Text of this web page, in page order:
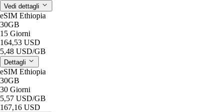
Vedi dettagli
eSIM Ethiopia
30GB
15 Giorni
164,53 USD
5,48 USD/GB
Dettagli
eSIM Ethiopia
30GB
30 Giorni
5,57 USD/GB
167,16 USD